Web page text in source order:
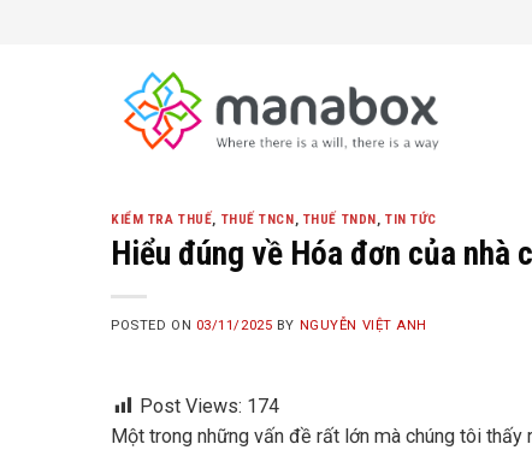
KIỂM TRA THUẾ, THUẾ TNCN, THUẾ TNDN, TIN TỨC
Hiểu đúng về Hóa đơn của nhà
POSTED ON 03/11/2025 BY NGUYỄN VIỆT ANH
Post Views: 174
Một trong những vấn đề rất lớn mà chúng tôi